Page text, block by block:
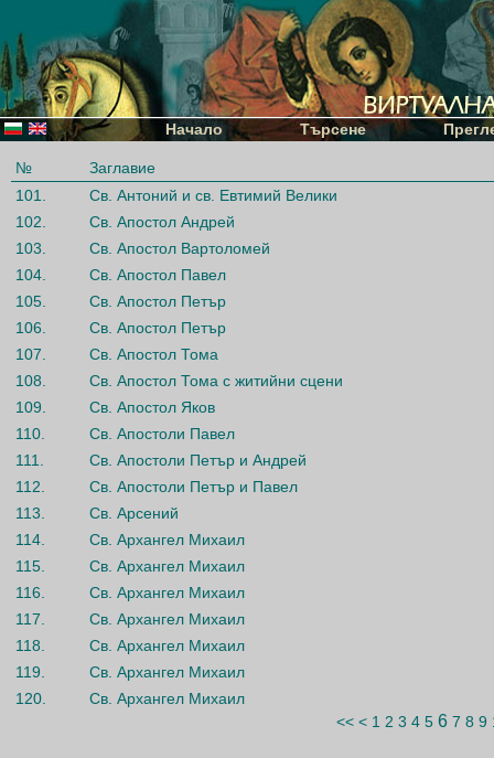
Начало Търсене
№
Заглавие
101.
Св. Антоний и св. Евтимий Велики
102.
Св. Апостол Андрей
103.
Св. Апостол Вартоломей
104.
Св. Апостол Павел
105.
Св. Апостол Петър
106.
Св. Апостол Петър
107.
Св. Апостол Тома
108.
Св. Апостол Тома с житийни сцени
109.
Св. Апостол Яков
110.
Св. Апостоли Павел
111.
Св. Апостоли Петър и Андрей
112.
Св. Апостоли Петър и Павел
113.
Св. Арсений
114.
Св. Архангел Михаил
115.
Св. Архангел Михаил
116.
Св. Архангел Михаил
117.
Св. Архангел Михаил
118.
Св. Архангел Михаил
119.
Св. Архангел Михаил
120.
Св. Архангел Михаил
<< < 1 2 3 4 5 6 7 8 9